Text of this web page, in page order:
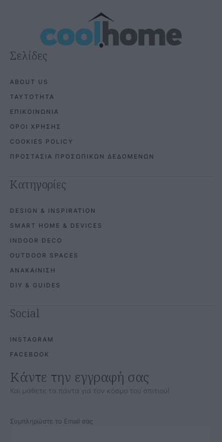
Σελίδες
ABOUT US
ΤΑΥΤΟΤΗΤΑ
ΕΠΙΚΟΙΝΩΝΙΑ
ΟΡΟΙ ΧΡΗΣΗΣ
COOKIES POLICY
ΠΡΟΣΤΑΣΙΑ ΠΡΟΣΩΠΙΚΩΝ ΔΕΔΟΜΕΝΩΝ
Κατηγορίες
DESIGN & INSPIRATION
SMART HOME & DEVICES
INDOOR DECO
OUTDOOR SPACES
ΑΝΑΚΑΙΝΙΣΗ
DIY & GUIDES
Social
INSTAGRAM
FACEBOOK
Κάντε την εγγραφή σας
Και μάθετε τα πάντα για τον κόσμο του σπιτιού!
Συμπληρώστε το Email σας